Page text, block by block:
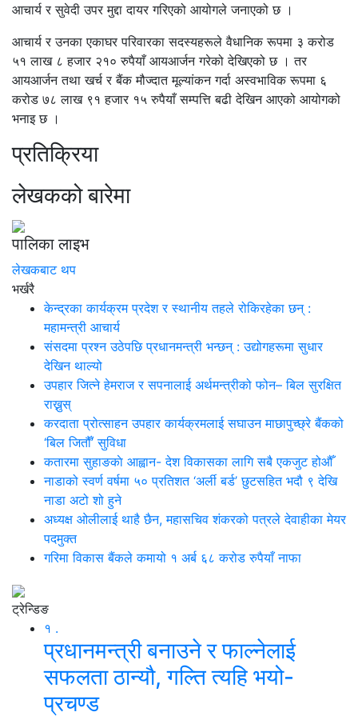
आचार्य र सुवेदी उपर मुद्दा दायर गरिएको आयोगले जनाएको छ ।
आचार्य र उनका एकाघर परिवारका सदस्यहरूले वैधानिक रूपमा ३ करोड
५१ लाख ८ हजार २१० रुपैयाँ आयआर्जन गरेको देखिएको छ । तर
आयआर्जन तथा खर्च र बैंक मौज्दात मूल्यांकन गर्दा अस्वभाविक रूपमा ६
करोड ७८ लाख ९१ हजार १५ रुपैयाँ सम्पत्ति बढी देखिन आएको आयोगको
भनाइ छ ।
प्रतिक्रिया
लेखकको बारेमा
पालिका लाइभ
लेखकबाट थप
भर्खरै
केन्द्रका कार्यक्रम प्रदेश र स्थानीय तहले रोकिरहेका छन् :
महामन्त्री आचार्य
संसदमा प्रश्न उठेपछि प्रधानमन्त्री भन्छन् : उद्योगहरूमा सुधार
देखिन थाल्यो
उपहार जित्ने हेमराज र सपनालाई अर्थमन्त्रीको फोन– बिल सुरक्षित
राख्नुस्
करदाता प्रोत्साहन उपहार कार्यक्रमलाई सघाउन माछापुच्छ्रे बैंकको
‘बिल जितौँ’ सुविधा
कतारमा सुहाङकाे आह्वान- देश विकासका लागि सबै एकजुट होऔँ
नाडाको स्वर्ण वर्षमा ५० प्रतिशत ‘अर्ली बर्ड’ छुटसहित भदौ ९ देखि
नाडा अटो शो हुने
अध्यक्ष ओलीलाई थाहै छैन, महासचिव शंकरको पत्रले देवाहीका मेयर
पदमुक्त
गरिमा विकास बैंकले कमायो १ अर्ब ६८ करोड रुपैयाँ नाफा
ट्रेन्डिङ
१ .
प्रधानमन्त्री बनाउने र फाल्नेलाई
सफलता ठान्यौ, गल्ति त्यहि भयो-
प्रचण्ड